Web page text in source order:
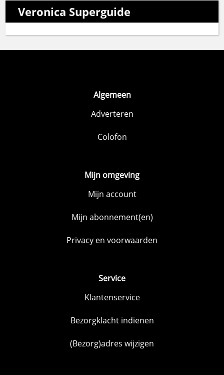
Veronica Superguide
Algemeen
Adverteren
Colofon
Mijn omgeving
Mijn account
Mijn abonnement(en)
Privacy en voorwaarden
Service
Klantenservice
Bezorgklacht indienen
(Bezorg)adres wijzigen